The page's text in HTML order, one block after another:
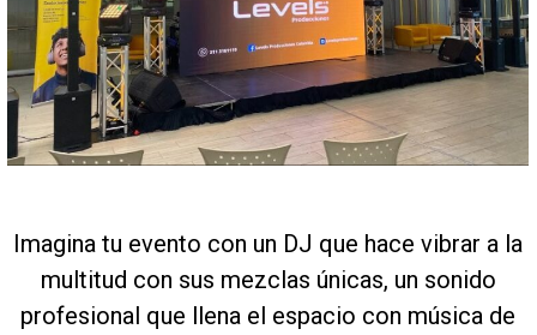
Imagina tu evento con un DJ que hace vibrar a la
multitud con sus mezclas únicas, un sonido
profesional que llena el espacio con música de